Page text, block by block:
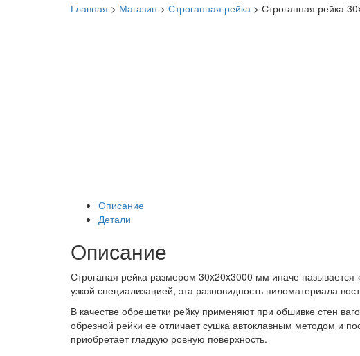
Главная > Магазин > Строганная рейка > Строганная рейка
Описание
Детали
Описание
Строганая рейка размером 30x20x3000 мм иначе
узкой специализацией, эта разновидность пиломатериала
В качестве обрешетки рейку применяют при обшивке стен
обрезной рейки ее отличает сушка автоклавным методом и
приобретает гладкую ровную поверхность.